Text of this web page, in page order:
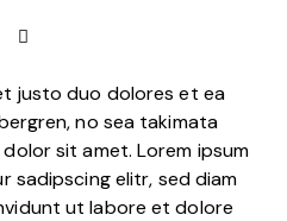
justo duo dolores et ea
no sea takimata
sit amet. Lorem ipsum
sadipscing elitr, sed diam
ut labore et dolore